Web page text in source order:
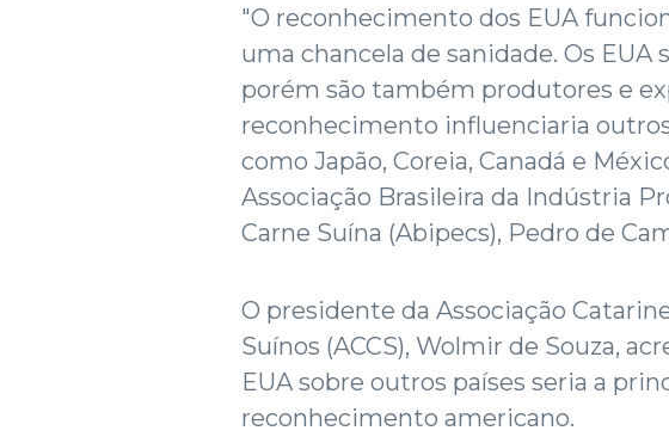
"O reconhecimento dos EUA
uma chancela de sanidade. Os EUA
porém são também produtores e
reconhecimento influenciaria
como Japão, Coreia, Canadá e
Associação Brasileira da Indústria
Carne Suína (Abipecs), Pedro de
O presidente da Associação
Suínos (ACCS), Wolmir de Souza,
EUA sobre outros países seria a
reconhecimento americano.